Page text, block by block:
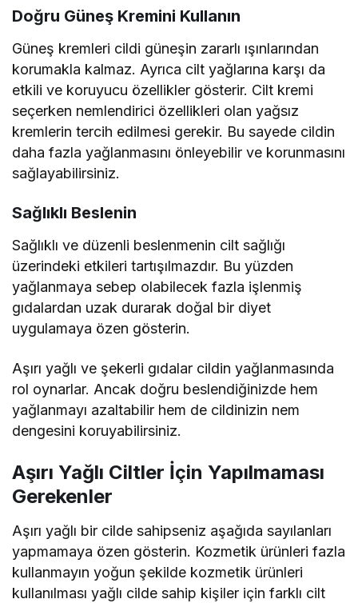
Doğru Güneş Kremini Kullanın
Güneş kremleri cildi güneşin zararlı ışınlarından
korumakla kalmaz. Ayrıca cilt yağlarına karşı da
etkili ve koruyucu özellikler gösterir. Cilt kremi
seçerken nemlendirici özellikleri olan yağsız
kremlerin tercih edilmesi gerekir. Bu sayede cildin
daha fazla yağlanmasını önleyebilir ve korunmasını
sağlayabilirsiniz.
Sağlıklı Beslenin
Sağlıklı ve düzenli beslenmenin cilt sağlığı
üzerindeki etkileri tartışılmazdır. Bu yüzden
yağlanmaya sebep olabilecek fazla işlenmiş
gıdalardan uzak durarak doğal bir diyet
uygulamaya özen gösterin.
Aşırı yağlı ve şekerli gıdalar cildin yağlanmasında
rol oynarlar. Ancak doğru beslendiğinizde hem
yağlanmayı azaltabilir hem de cildinizin nem
dengesini koruyabilirsiniz.
Aşırı Yağlı Ciltler İçin Yapılmaması
Gerekenler
Aşırı yağlı bir cilde sahipseniz aşağıda sayılanları
yapmamaya özen gösterin. Kozmetik ürünleri fazla
kullanmayın yoğun şekilde kozmetik ürünleri
kullanılması yağlı cilde sahip kişiler için farklı cilt